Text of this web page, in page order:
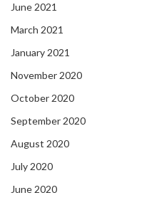
June 2021
March 2021
January 2021
November 2020
October 2020
September 2020
August 2020
July 2020
June 2020